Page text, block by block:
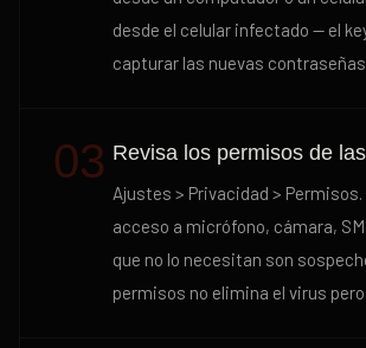
desde el celular infectado — el
capturar las nuevas
03 Revisa los permisos de
Ajustes > Privacidad > Permisos.
acceso a micrófono, cámara,
que no lo necesitan son
permisos no elimina el virus